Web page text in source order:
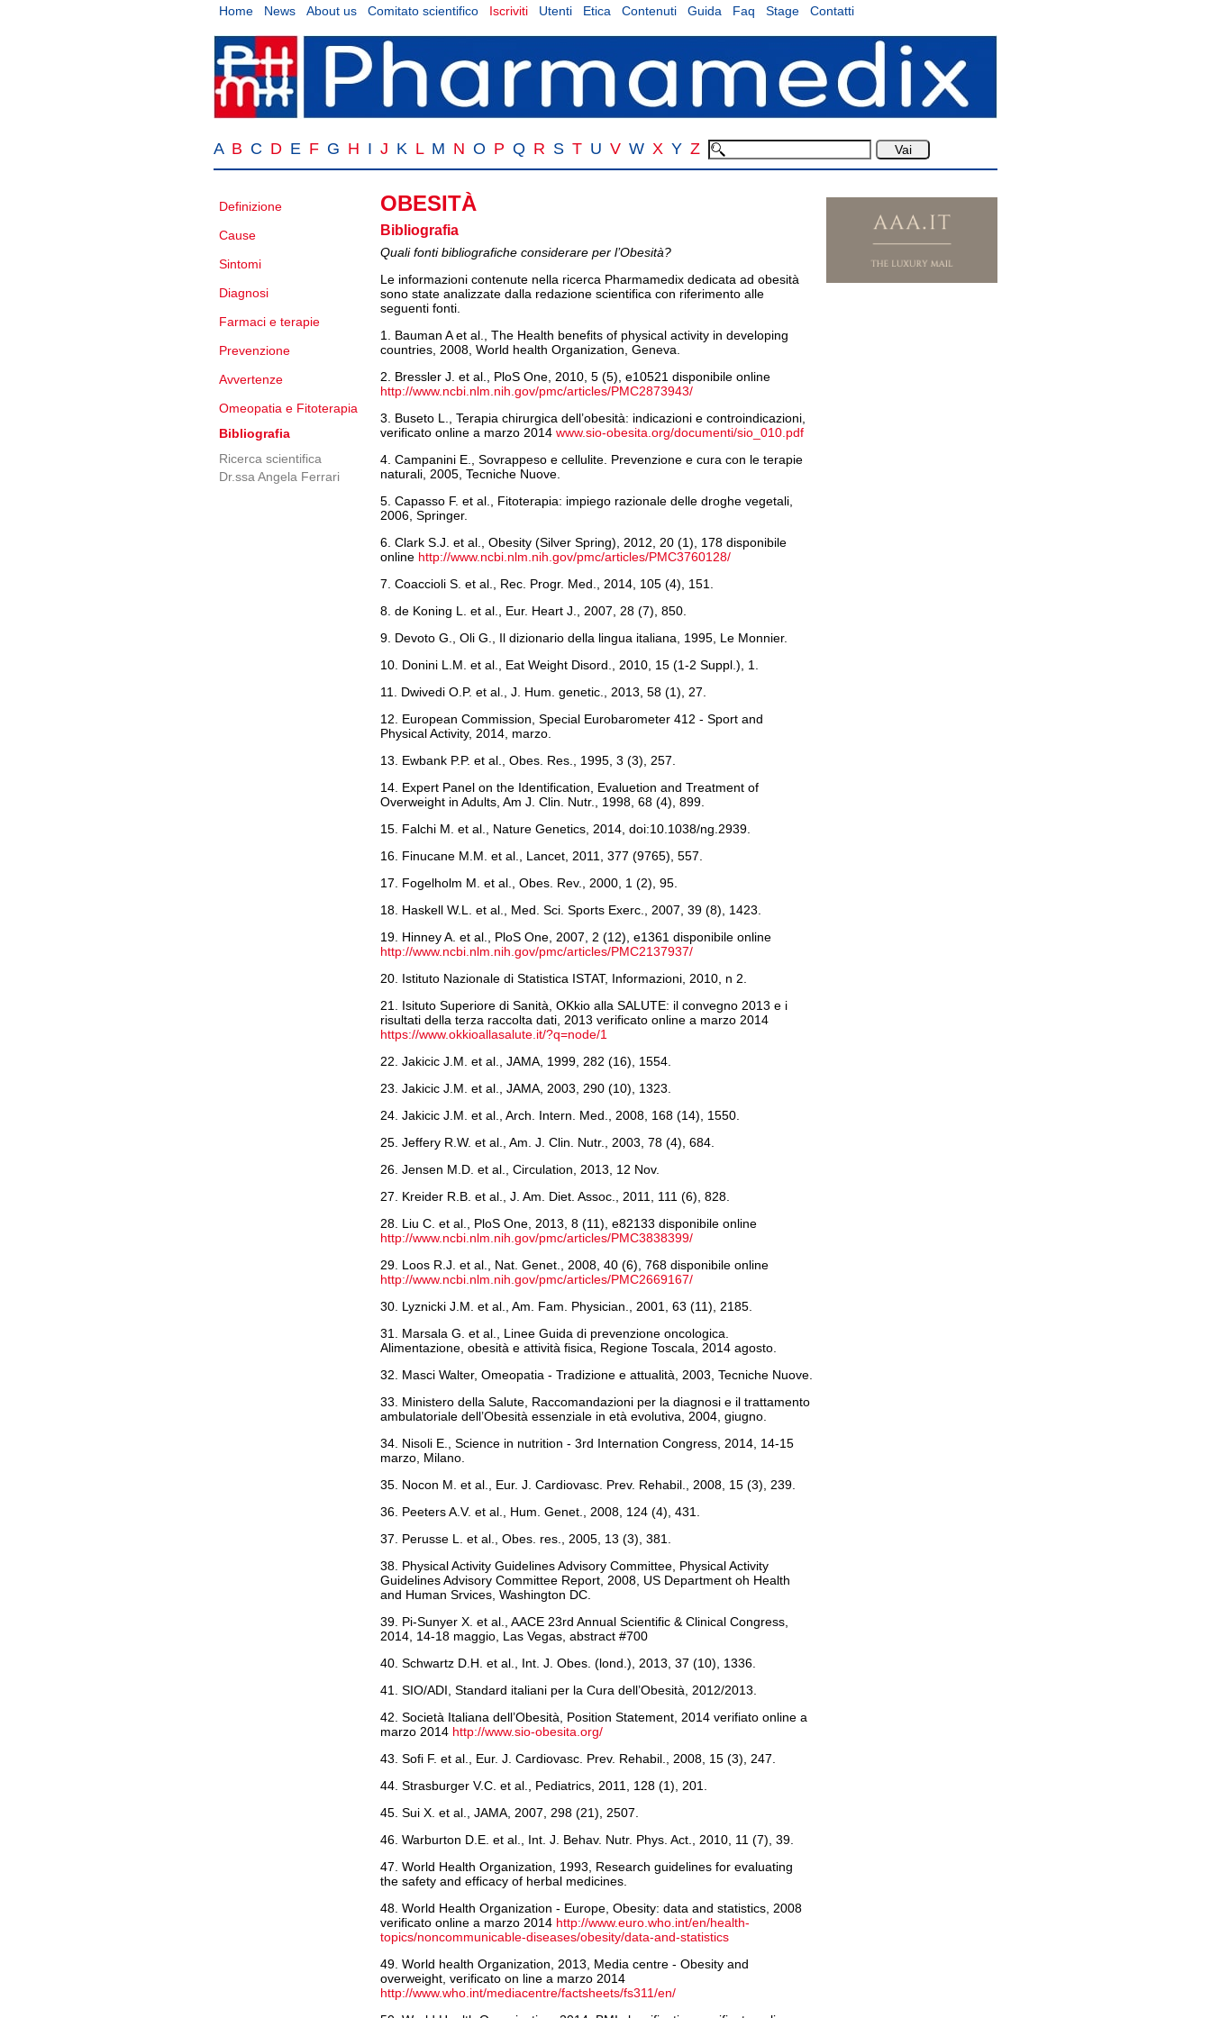
Home News About us Comitato scientifico Iscriviti Utenti Etica Contenuti Guida Faq Stage Contatti
A B C D E F G H I J K L M N O P Q R S T U V W X Y Z
Definizione
Cause
Sintomi
Diagnosi
Farmaci e terapie
Prevenzione
Avvertenze
Omeopatia e Fitoterapia
Bibliografia
Ricerca scientifica
Dr.ssa Angela Ferrari
OBESITÀ
Bibliografia
Quali fonti bibliografiche considerare per l’Obesità?
Le informazioni contenute nella ricerca Pharmamedix dedicata ad obesità
sono state analizzate dalla redazione scientifica con riferimento alle
seguenti fonti.
1. Bauman A et al., The Health benefits of physical activity in developing
countries, 2008, World health Organization, Geneva.
2. Bressler J. et al., PloS One, 2010, 5 (5), e10521 disponibile online
http://www.ncbi.nlm.nih.gov/pmc/articles/PMC2873943/
3. Buseto L., Terapia chirurgica dell’obesità: indicazioni e controindicazioni,
verificato online a marzo 2014 www.sio-obesita.org/documenti/sio_010.pdf
4. Campanini E., Sovrappeso e cellulite. Prevenzione e cura con le terapie
naturali, 2005, Tecniche Nuove.
5. Capasso F. et al., Fitoterapia: impiego razionale delle droghe vegetali,
2006, Springer.
6. Clark S.J. et al., Obesity (Silver Spring), 2012, 20 (1), 178 disponibile
online http://www.ncbi.nlm.nih.gov/pmc/articles/PMC3760128/
7. Coaccioli S. et al., Rec. Progr. Med., 2014, 105 (4), 151.
8. de Koning L. et al., Eur. Heart J., 2007, 28 (7), 850.
9. Devoto G., Oli G., Il dizionario della lingua italiana, 1995, Le Monnier.
10. Donini L.M. et al., Eat Weight Disord., 2010, 15 (1-2 Suppl.), 1.
11. Dwivedi O.P. et al., J. Hum. genetic., 2013, 58 (1), 27.
12. European Commission, Special Eurobarometer 412 - Sport and
Physical Activity, 2014, marzo.
13. Ewbank P.P. et al., Obes. Res., 1995, 3 (3), 257.
14. Expert Panel on the Identification, Evaluetion and Treatment of
Overweight in Adults, Am J. Clin. Nutr., 1998, 68 (4), 899.
15. Falchi M. et al., Nature Genetics, 2014, doi:10.1038/ng.2939.
16. Finucane M.M. et al., Lancet, 2011, 377 (9765), 557.
17. Fogelholm M. et al., Obes. Rev., 2000, 1 (2), 95.
18. Haskell W.L. et al., Med. Sci. Sports Exerc., 2007, 39 (8), 1423.
19. Hinney A. et al., PloS One, 2007, 2 (12), e1361 disponibile online
http://www.ncbi.nlm.nih.gov/pmc/articles/PMC2137937/
20. Istituto Nazionale di Statistica ISTAT, Informazioni, 2010, n 2.
21. Isituto Superiore di Sanità, OKkio alla SALUTE: il convegno 2013 e i
risultati della terza raccolta dati, 2013 verificato online a marzo 2014
https://www.okkioallasalute.it/?q=node/1
22. Jakicic J.M. et al., JAMA, 1999, 282 (16), 1554.
23. Jakicic J.M. et al., JAMA, 2003, 290 (10), 1323.
24. Jakicic J.M. et al., Arch. Intern. Med., 2008, 168 (14), 1550.
25. Jeffery R.W. et al., Am. J. Clin. Nutr., 2003, 78 (4), 684.
26. Jensen M.D. et al., Circulation, 2013, 12 Nov.
27. Kreider R.B. et al., J. Am. Diet. Assoc., 2011, 111 (6), 828.
28. Liu C. et al., PloS One, 2013, 8 (11), e82133 disponibile online
http://www.ncbi.nlm.nih.gov/pmc/articles/PMC3838399/
29. Loos R.J. et al., Nat. Genet., 2008, 40 (6), 768 disponibile online
http://www.ncbi.nlm.nih.gov/pmc/articles/PMC2669167/
30. Lyznicki J.M. et al., Am. Fam. Physician., 2001, 63 (11), 2185.
31. Marsala G. et al., Linee Guida di prevenzione oncologica.
Alimentazione, obesità e attività fisica, Regione Toscala, 2014 agosto.
32. Masci Walter, Omeopatia - Tradizione e attualità, 2003, Tecniche Nuove.
33. Ministero della Salute, Raccomandazioni per la diagnosi e il trattamento
ambulatoriale dell’Obesità essenziale in età evolutiva, 2004, giugno.
34. Nisoli E., Science in nutrition - 3rd Internation Congress, 2014, 14-15
marzo, Milano.
35. Nocon M. et al., Eur. J. Cardiovasc. Prev. Rehabil., 2008, 15 (3), 239.
36. Peeters A.V. et al., Hum. Genet., 2008, 124 (4), 431.
37. Perusse L. et al., Obes. res., 2005, 13 (3), 381.
38. Physical Activity Guidelines Advisory Committee, Physical Activity
Guidelines Advisory Committee Report, 2008, US Department oh Health
and Human Srvices, Washington DC.
39. Pi-Sunyer X. et al., AACE 23rd Annual Scientific & Clinical Congress,
2014, 14-18 maggio, Las Vegas, abstract #700
40. Schwartz D.H. et al., Int. J. Obes. (lond.), 2013, 37 (10), 1336.
41. SIO/ADI, Standard italiani per la Cura dell’Obesità, 2012/2013.
42. Società Italiana dell’Obesità, Position Statement, 2014 verifiato online a
marzo 2014 http://www.sio-obesita.org/
43. Sofi F. et al., Eur. J. Cardiovasc. Prev. Rehabil., 2008, 15 (3), 247.
44. Strasburger V.C. et al., Pediatrics, 2011, 128 (1), 201.
45. Sui X. et al., JAMA, 2007, 298 (21), 2507.
46. Warburton D.E. et al., Int. J. Behav. Nutr. Phys. Act., 2010, 11 (7), 39.
47. World Health Organization, 1993, Research guidelines for evaluating
the safety and efficacy of herbal medicines.
48. World Health Organization - Europe, Obesity: data and statistics, 2008
verificato online a marzo 2014 http://www.euro.who.int/en/health-
topics/noncommunicable-diseases/obesity/data-and-statistics
49. World health Organization, 2013, Media centre - Obesity and
overweight, verificato on line a marzo 2014
http://www.who.int/mediacentre/factsheets/fs311/en/